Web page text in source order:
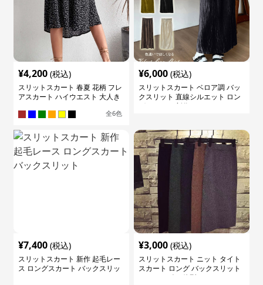
¥4,200 (税込)
スリットスカート 春夏 花柄 フレ
アスカート ハイウエスト 大人き
全6色
¥6,000 (税込)
スリットスカート ベロア調 バッ
クスリット 直線シルエット ロン
グスカート 新作
¥7,400 (税込)
スリットスカート 新作 起毛レー
ス ロングスカート バックスリッ
¥3,000 (税込)
スリットスカート ニット タイト
スカート ロング バックスリット
ウエストゴム 体型カバー